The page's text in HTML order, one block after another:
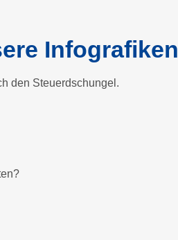
Infografiken
den Steuerdschungel.